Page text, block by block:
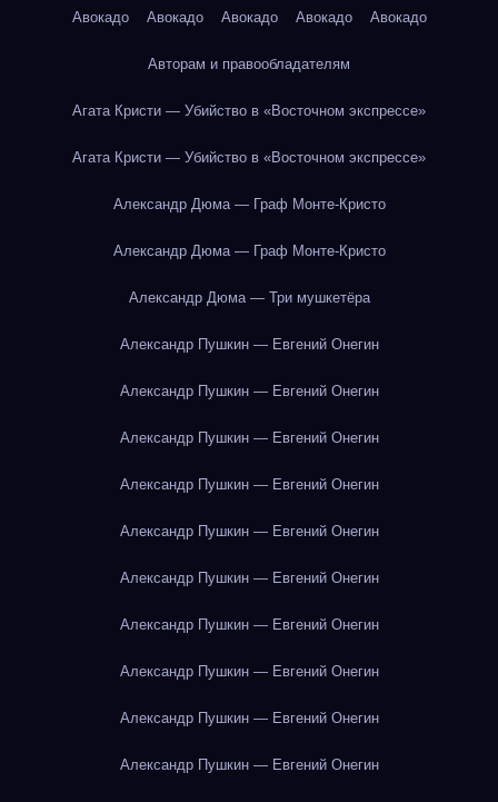
Авокадо Авокадо Авокадо Авокадо Авокадо
Авторам и правообладателям
Агата Кристи — Убийство в «Восточном экспрессе»
Агата Кристи — Убийство в «Восточном экспрессе»
Александр Дюма — Граф Монте-Кристо
Александр Дюма — Граф Монте-Кристо
Александр Дюма — Три мушкетёра
Александр Пушкин — Евгений Онегин
Александр Пушкин — Евгений Онегин
Александр Пушкин — Евгений Онегин
Александр Пушкин — Евгений Онегин
Александр Пушкин — Евгений Онегин
Александр Пушкин — Евгений Онегин
Александр Пушкин — Евгений Онегин
Александр Пушкин — Евгений Онегин
Александр Пушкин — Евгений Онегин
Александр Пушкин — Евгений Онегин